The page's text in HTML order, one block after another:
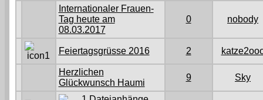
Internationaler Frauen-
Tag heute am
08.03.2017
0 nobody
Feiertagsgrüsse 2016 2
Herzlichen
Glückwunsch Haumi
9 Sky